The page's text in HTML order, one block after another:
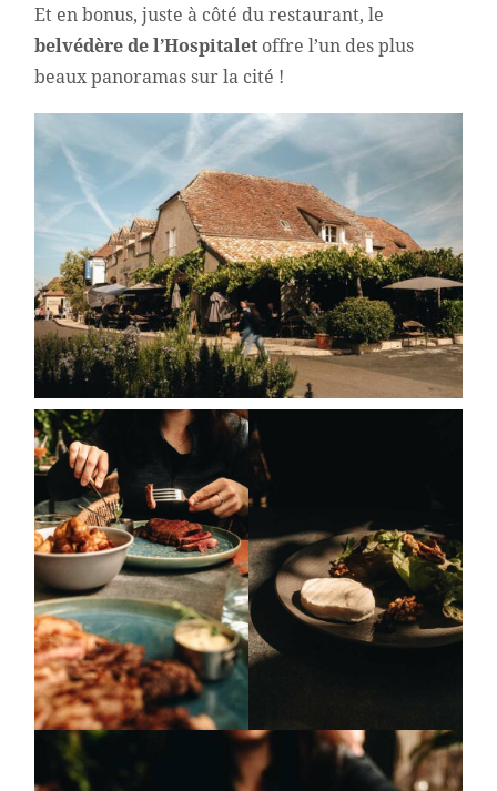
Et en bonus, juste à côté du restaurant, le
belvédère de l’Hospitalet offre l’un des plus
beaux panoramas sur la cité !